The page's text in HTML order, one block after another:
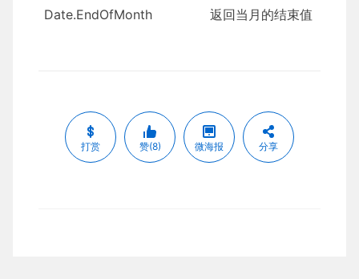
Date.EndOfMonth
返回当月的结束值
打赏 赞(8) 微海报 分享